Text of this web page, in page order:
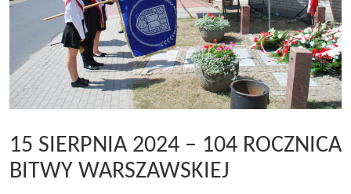
15 SIERPNIA 2024 – 104 ROCZNICA
BITWY WARSZAWSKIEJ